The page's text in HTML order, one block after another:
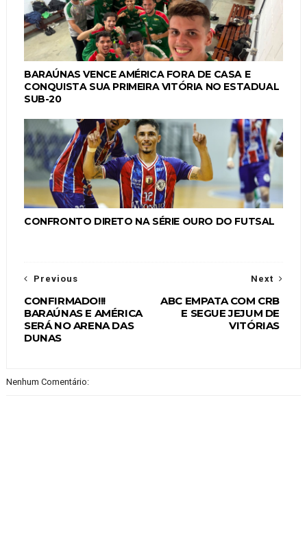
BARAÚNAS VENCE AMÉRICA FORA DE CASA E
CONQUISTA SUA PRIMEIRA VITÓRIA NO ESTADUAL
SUB-20
CONFRONTO DIRETO NA SÉRIE OURO DO FUTSAL
Next
ABC EMPATA COM CRB
E SEGUE JEJUM DE
VITÓRIAS
Previous
CONFIRMADO!!!
BARAÚNAS E AMÉRICA
SERÁ NO ARENA DAS
DUNAS
Nenhum Comentário: